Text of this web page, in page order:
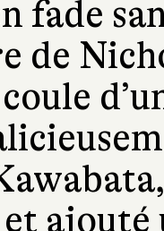
fade
de
ajouté